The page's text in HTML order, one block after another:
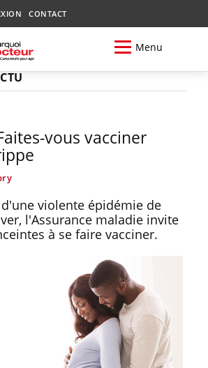
CONTACT
Menu
vous vacciner
d'une violente épidémie de
l'Assurance maladie invite
à se faire vacciner.